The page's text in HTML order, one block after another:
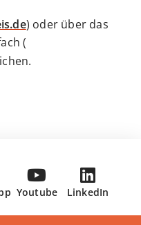
) oder über das
(
Youtube LinkedIn